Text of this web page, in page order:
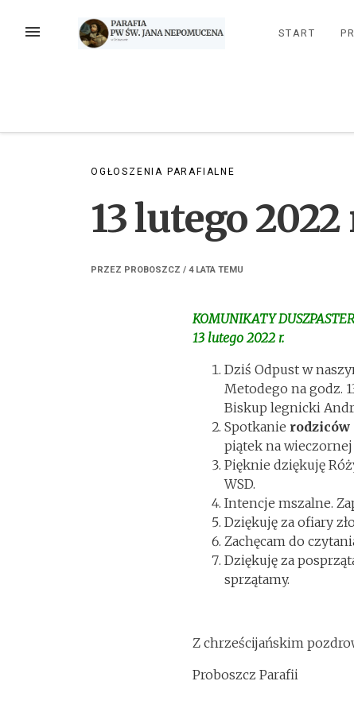
MENU START
OGŁOSZENIA PARAFIALNE
13 lutego 2022
PRZEZ PROBOSZCZ / 4 LATA TEMU
KOMUNIKATY
13 lutego 2022 r.
Dziś Odpust w
Metodego na godz.
Biskup legnicki
Spotkanie
piątek na wieczornej
Pięknie dziękuję
WSD.
Intencje mszalne.
Dziękuję za ofiary
Zachęcam do
Dziękuję za
sprzątamy.
Z chrześcijańskim
Proboszcz Parafii